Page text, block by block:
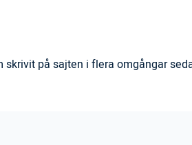
på sajten i flera omgångar